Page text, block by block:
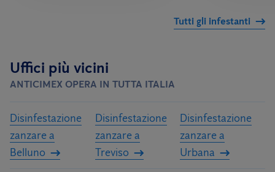
Tutti gli infestanti
Uffici più vicini
ANTICIMEX OPERA IN TUTTA ITALIA
Disinfestazione
zanzare a
Belluno
Disinfestazione
zanzare a
Treviso
Disinfestazione
zanzare a
Urbana